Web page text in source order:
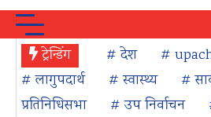
ट्रेन्डिंग # देश #
# लागुपदार्थ
# स्वास्थ्य #
प्रतिनिधिसभा
# उप निर्वाचन